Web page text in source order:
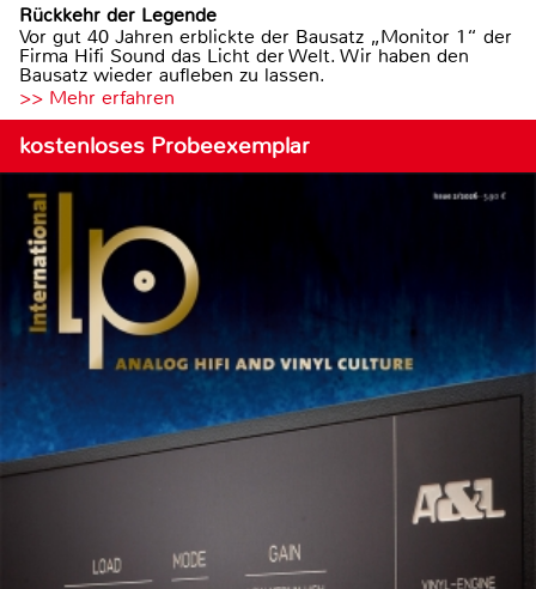
Rückkehr der Legende
Vor gut 40 Jahren erblickte der Bausatz „Monitor 1“ der
Firma Hifi Sound das Licht der Welt. Wir haben den
Bausatz wieder aufleben zu lassen.
>> Mehr erfahren
kostenloses Probeexemplar